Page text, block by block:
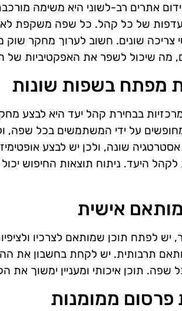
אתרים רב-לשוני היא משימה
של כל קהל. כל שפה משקפת לא
צריכה שונים. חשוב לערוך מחקר שוק
מה שיכול לשפר את האפקטיביות של
מפתח בשפות שונות
בבחירת קהל יעד היא לבצע
מחופשים על ידי המשתמשים בכל שפה,
שונה, ולכן יש לבצע
היעד. ניתוח תוצאות החיפוש יכול
מותאם אישית
לפתח תוכן שמותאם לצרכיו
תרבותית. יש לקחת בחשבון את
תוכן איכותי ומעניין ימשוך את
פרסום ממומנות